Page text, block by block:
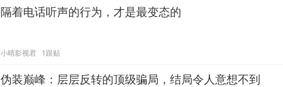
隔着电话听声的行为，才是最变态的
小晴影视君 1跟贴
伪装巅峰：层层反转的顶级骗局，结局令人意想不到